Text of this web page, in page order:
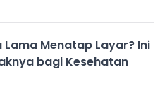
Lama Menatap Layar? Ini
bagi Kesehatan